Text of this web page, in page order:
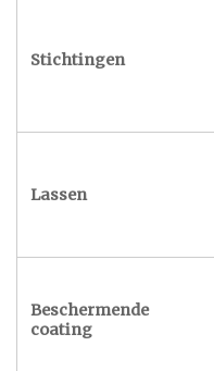
Stichtingen
Lassen
Beschermende
coating